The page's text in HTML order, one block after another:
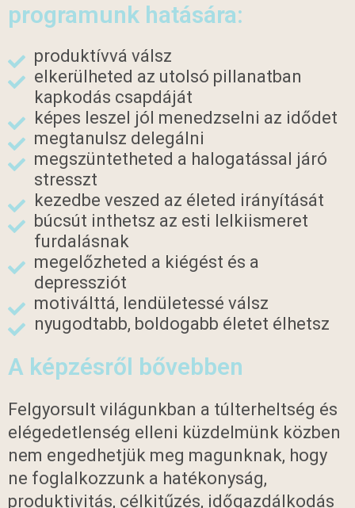
programunk hatására:
produktívvá válsz
elkerülheted az utolsó pillanatban
kapkodás csapdáját
képes leszel jól menedzselni az idődet
megtanulsz delegálni
megszüntetheted a halogatással járó
stresszt
kezedbe veszed az életed irányítását
búcsút inthetsz az esti lelkiismeret
furdalásnak
megelőzheted a kiégést és a
depressziót
motiválttá, lendületessé válsz
nyugodtabb, boldogabb életet élhetsz
A képzésről bővebben
Felgyorsult világunkban a túlterheltség és
elégedetlenség elleni küzdelmünk közben
nem engedhetjük meg magunknak, hogy
ne foglalkozzunk a hatékonyság,
produktivitás, célkitűzés, időgazdálkodás